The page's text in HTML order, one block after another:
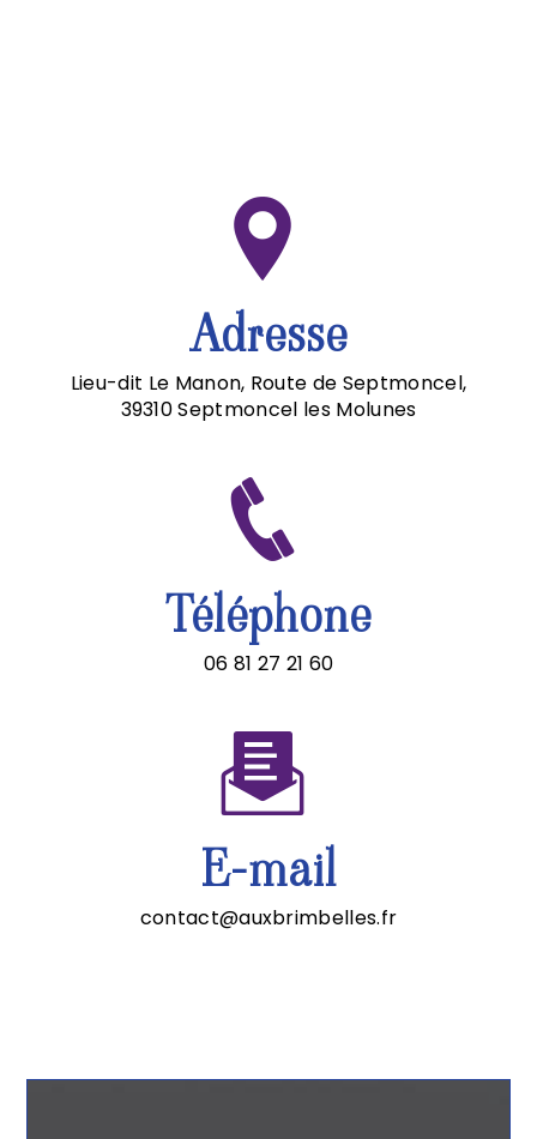
Adresse
Lieu-dit Le Manon, Route de Septmoncel,
39310 Septmoncel les Molunes
Téléphone
06 81 27 21 60
E-mail
contact@auxbrimbelles.fr